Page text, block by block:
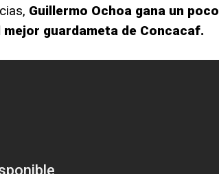
Guillermo Ochoa gana un poco
guardameta de Concacaf.